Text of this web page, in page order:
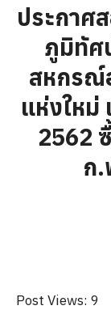
ประกาศ
ภูมิทัศ
สหกรณ์
แห่งใหม่
2562
ก.
Post Views: 9